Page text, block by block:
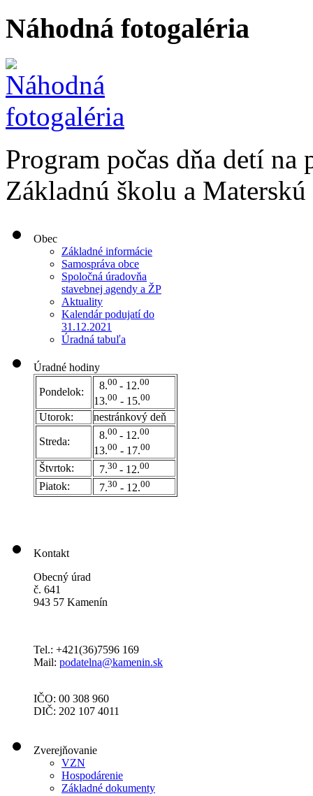
Náhodná fotogaléria
Program počas dňa detí
Základnú školu a
Obec
Základné informácie
Samospráva obce
Spoločná úradovňa
stavebnej agendy a ŽP
Aktuality
Kalendár podujatí do
31.12.2021
Úradná tabuľa
Úradné hodiny
Pondelok:
8.00 - 12.00
13.00 - 15.00
Utorok: nestránkový deň
Streda:
8.00 - 12.00
13.00 - 17.00
Štvrtok: 7.30 - 12.00
Piatok: 7.30 - 12.00
Kontakt
Obecný úrad
č. 641
943 57 Kamenín
Tel.: +421(36)7596 169
Mail: podatelna@kamenin.sk
IČO: 00 308 960
DIČ: 202 107 4011
Zverejňovanie
VZN
Hospodárenie
Základné dokumenty